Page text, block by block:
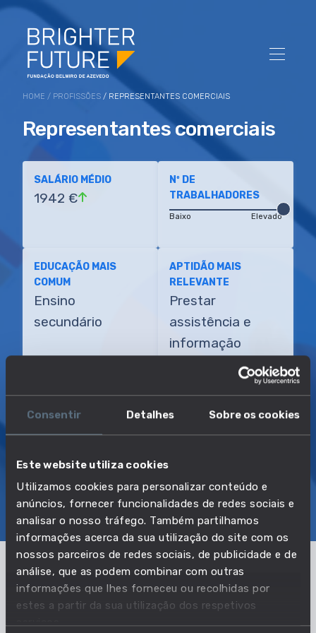
Consentir Detalhes Sobre os cookies
Este website utiliza cookies
Utilizamos cookies para personalizar conteúdo e
anúncios, fornecer funcionalidades de redes sociais e
analisar o nosso tráfego. Também partilhamos
informações acerca da sua utilização do site com os
nossos parceiros de redes sociais, de publicidade e de
análise, que as podem combinar com outras
informações que lhes forneceu ou recolhidas por
estes a partir da sua utilização dos respetivos
serviços.
HOME / PROFISSÕES / REPRESENTANTES COMERCIAIS
Representantes comerciais
SALÁRIO MÉDIO
1942 €
Nº DE
TRABALHADORES
Baixo Elevado
EDUCAÇÃO MAIS
COMUM
Ensino
secundário
APTIDÃO MAIS
RELEVANTE
Prestar
assistência e
informação
2º TRIMESTRE DE 2026
COMPETÊNCIAS OFERTAS DE EMPREGO
TRANSIÇÕES
Como tem evoluído o emprego nesta
profissão?